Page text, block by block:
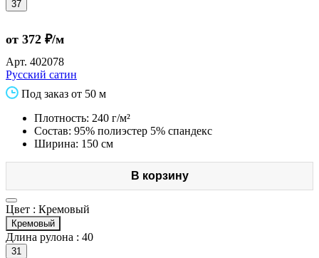
37
от 372 ₽/м
Арт. 402078
Русский сатин
Под заказ от 50 м
Плотность: 240 г/м²
Состав: 95% полиэстер 5% спандекс
Ширина: 150 см
В корзину
Цвет : Кремовый
Кремовый
Длина рулона : 40
31